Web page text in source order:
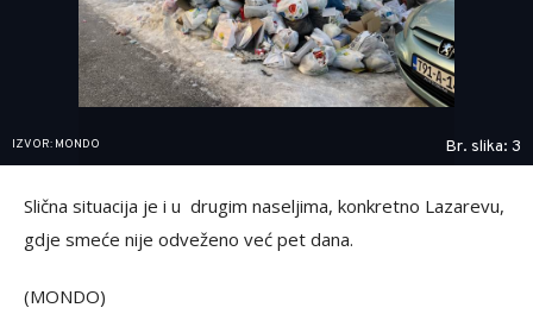
IZVOR: MONDO Br. slika: 3
Slična situacija je i u drugim naseljima, konkretno Lazarevu,
gdje smeće nije odveženo već pet dana.
(MONDO)